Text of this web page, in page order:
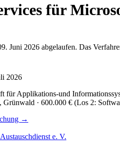
für
Juni 2026 abgelaufen. Das
2026
für Applikations-und
, Grünwald · 600.000 € (Los 2:
→
e. V.